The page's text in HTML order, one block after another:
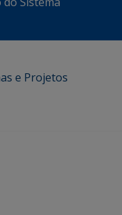
e Projetos